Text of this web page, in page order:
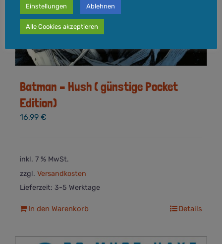
Batman – Hush ( günstige Pocket
Edition)
16,99 €
inkl. 7 % MwSt.
zzgl. Versandkosten
Lieferzeit: 3-5 Werktage
In den Warenkorb Details
Einstellungen Ablehnen
Alle Cookies akzeptieren